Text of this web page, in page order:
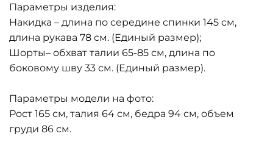
Параметры изделия:
Накидка – длина по середине спинки 145 см,
длина рукава 78 см. (Единый размер);
Шорты– обхват талии 65-85 см, длина по
боковому шву 33 см. (Единый размер).
Параметры модели на фото:
Рост 165 см, талия 64 см, бедра 94 см, объем
груди 86 см.